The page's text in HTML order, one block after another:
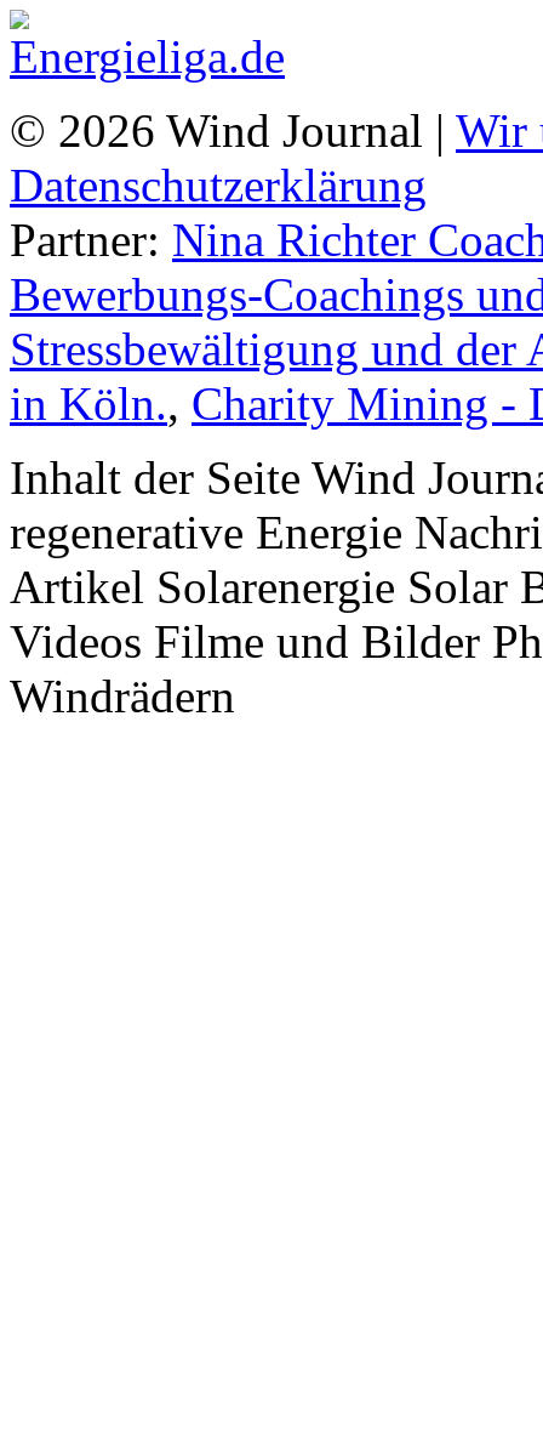
© 2026 Wind Journal | Wir
Datenschutzerklärung
Partner: Nina Richter
Bewerbungs-Coachings
Stressbewältigung und
in Köln., Charity Mining -
Inhalt der Seite Wind
regenerative Energie
Artikel Solarenergie Solar
Videos Filme und Bilder
Windrädern